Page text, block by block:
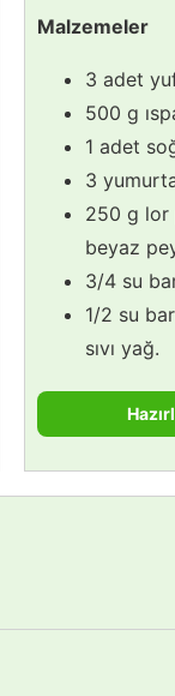
Malzemeler
3 adet
500 g
1 adet
3
250 g lor
beyaz
3/4 su
1/2 su
sıvı yağ.